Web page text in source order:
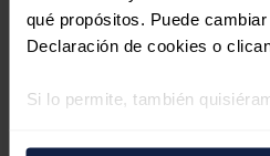
qué propósitos. Puede
Declaración de cookies o
Si lo permite, también